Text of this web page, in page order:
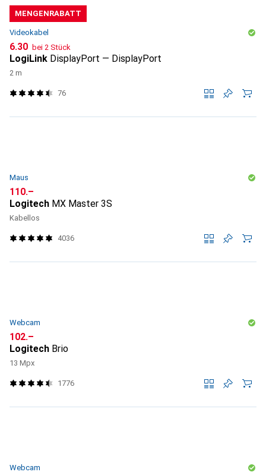
MENGENRABATT
Videokabel
CHF
6.30 bei 2 Stück
LogiLink DisplayPort — DisplayPort
2 m
76
Maus
CHF
110.–
Logitech MX Master 3S
Kabellos
4036
Webcam
CHF
102.–
Logitech Brio
13 Mpx
1776
Webcam